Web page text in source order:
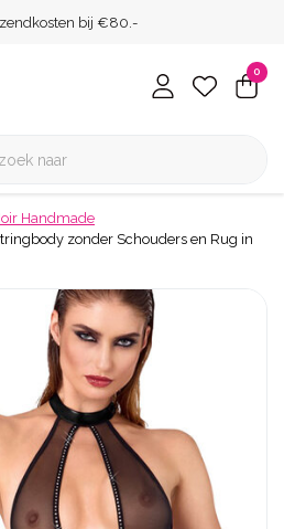
bij €80.-
0
Handmade
zonder Schouders en Rug in